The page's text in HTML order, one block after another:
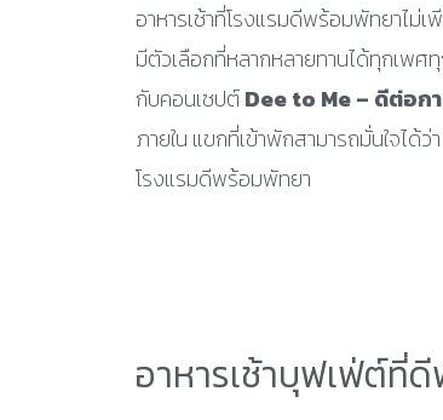
อาหารเช้าที่โรงแรมดีพร้อมพัทยาไม่เ
มีตัวเลือกที่หลากหลายทานได้ทุกเพศ
กับคอนเซปต์Dee to Me – ดีต่อก
ภายใน แขกที่เข้าพักสามารถมั่นใจได้
โรงแรมดีพร้อมพัทยา
อาหารเช้าบุฟเฟ่ต์ที่ดี